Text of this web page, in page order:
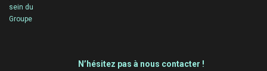
sein du
Groupe
N’hésitez pas à nous contacter !